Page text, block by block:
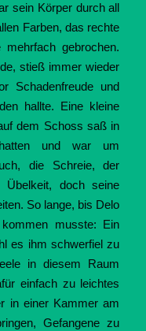
sein Körper durch all
Farben, das rechte
gebrochen.
stieß immer wieder
Schadenfreude und
hallte. Eine kleine
dem Schoss saß in
und war um
die Schreie, der
Übelkeit, doch seine
So lange, bis Delo
musste: Ein
es ihm schwerfiel zu
in diesem Raum
einfach zu leichtes
in einer Kammer am
Gefangene zu